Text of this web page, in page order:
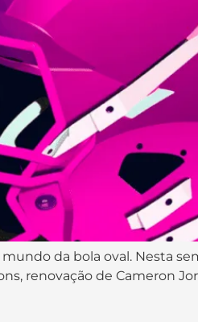
da bola oval. Nesta
renovação de Cameron